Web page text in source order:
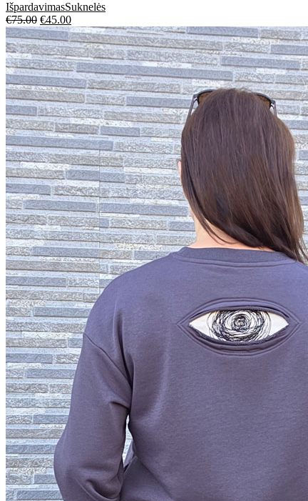
IšpardavimasSuknelės
€75.00 €45.00